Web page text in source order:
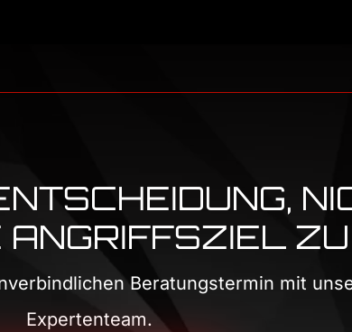
Beratungstermin mit
Expertenteam.